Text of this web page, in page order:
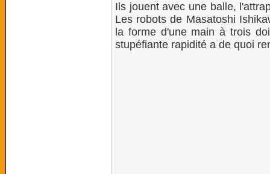
Ils jouent avec une balle,
Les robots de Masatoshi
la forme d'une main à trois
stupéfiante rapidité a de quoi